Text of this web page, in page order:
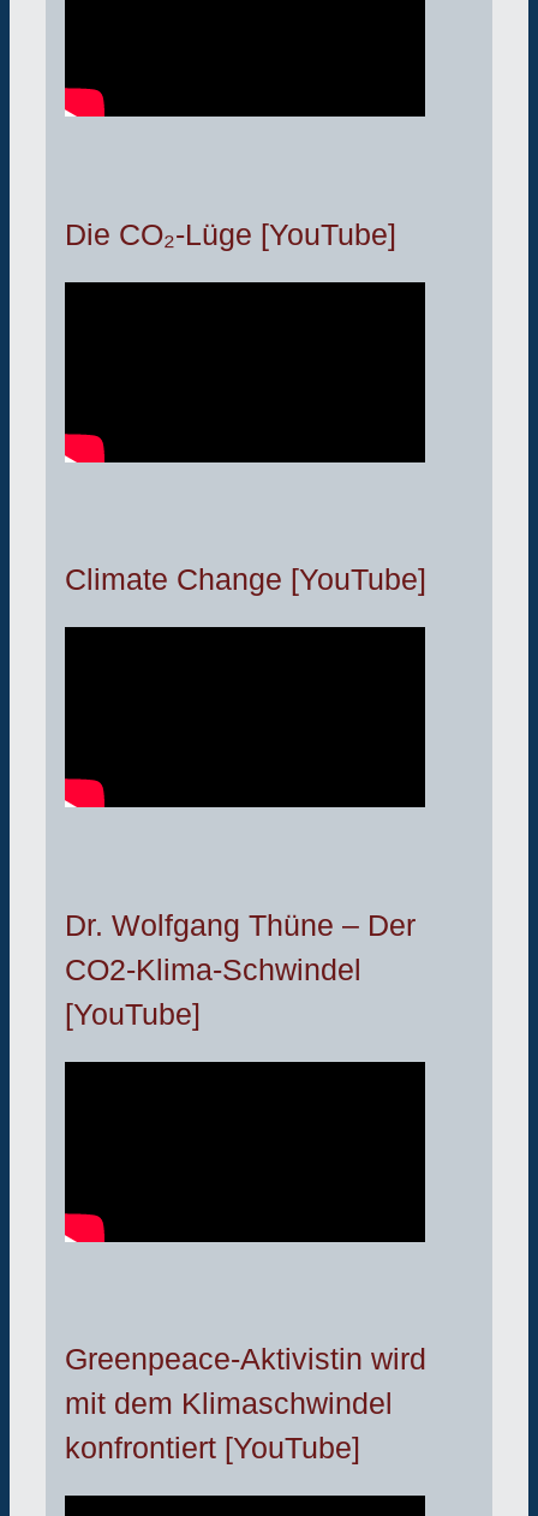
Die CO₂-Lüge [YouTube]
Climate Change [YouTube]
Dr. Wolfgang Thüne – Der
CO2-Klima-Schwindel
[YouTube]
Greenpeace-Aktivistin wird
mit dem Klimaschwindel
konfrontiert [YouTube]